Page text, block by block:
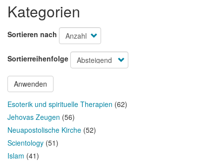
Kategorien
Sortieren nach
Sortierreihenfolge
Anwenden
Esoterik und spirituelle Therapien (62)
Jehovas Zeugen (56)
Neuapostolische Kirche (52)
Scientology (51)
Islam (41)